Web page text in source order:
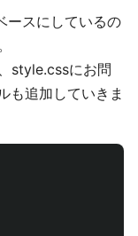
スにしているの
style.cssにお問
も追加していきま